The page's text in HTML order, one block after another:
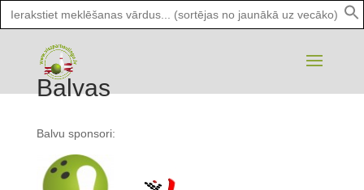
Search
for:
Balvas
Balvu sponsori: